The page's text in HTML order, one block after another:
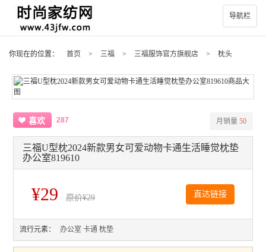
导航栏
你现在的位置： 首页 > 三福 > 三福服饰官方旗舰店 > 枕头
喜欢 287 月销量 50
三福U型枕2024新款男女可爱动物卡通生活睡觉枕垫
办公室819610
¥29 原价¥29 直达链接
流行元素： 办公室 卡通 枕垫